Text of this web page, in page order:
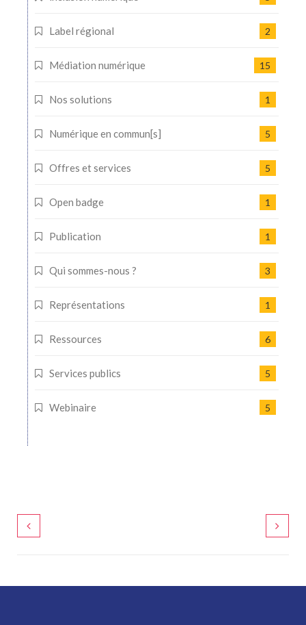
Label régional 2
Médiation numérique 15
Nos solutions 1
Numérique en commun[s] 5
Offres et services 5
Open badge 1
Publication 1
Qui sommes-nous ? 3
Représentations 1
Ressources 6
Services publics 5
Webinaire 5